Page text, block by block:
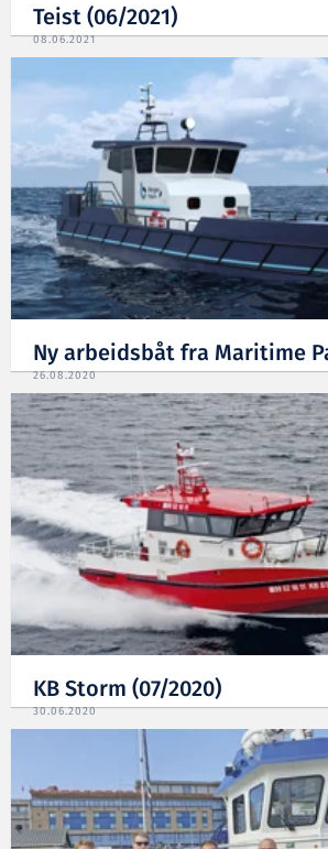
Teist (06/2021)
08.06.2021
Ny arbeidsbåt fra Maritime
26.08.2020
KB Storm (07/2020)
30.06.2020